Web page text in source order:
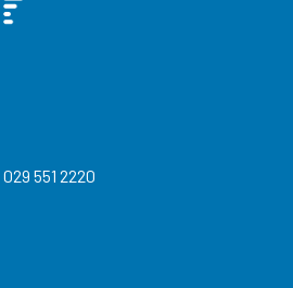
029 551 2220